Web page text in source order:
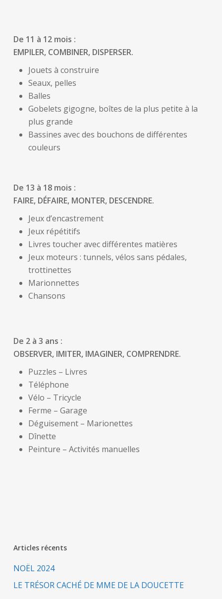
De 11 à 12 mois :
EMPILER, COMBINER, DISPERSER.
Jouets à construire
Seaux, pelles
Balles
Gobelets gigogne, boîtes de la plus petite à la
plus grande
Bassines avec des bouchons de différentes
couleurs
De 13 à 18 mois :
FAIRE, DÉFAIRE, MONTER, DESCENDRE.
Jeux d’encastrement
Jeux répétitifs
Livres toucher avec différentes matières
Jeux moteurs : tunnels, vélos sans pédales,
trottinettes
Marionnettes
Chansons
De 2 à 3 ans :
OBSERVER, IMITER, IMAGINER, COMPRENDRE.
Puzzles – Livres
Téléphone
Vélo – Tricycle
Ferme – Garage
Déguisement – Marionettes
Dînette
Peinture – Activités manuelles
Articles récents
NOËL 2024
LE TRÉSOR CACHÉ DE MME DE LA DOUCETTE